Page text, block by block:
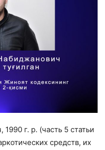
г. р. (часть 5 статьи
средств, их